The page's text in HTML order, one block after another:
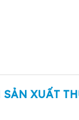
SẢN XUẤT